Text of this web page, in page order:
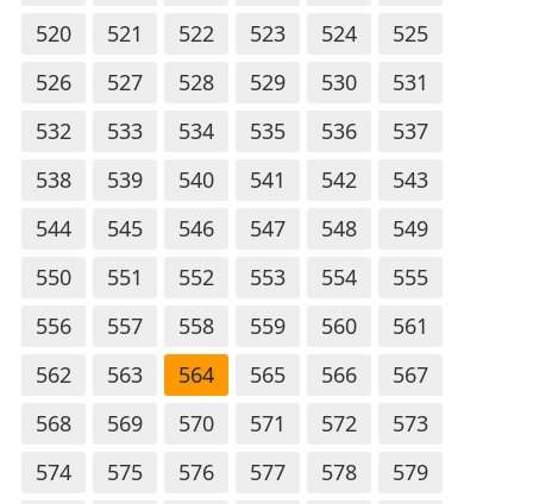
520
521 522 523 524
525
526
527 528 529 530
531
532
533 534 535 536
537
538
539 540 541 542
543
544
545 546 547 548
549
550
551 552 553 554
555
556
557 558 559 560
561
562
563 564 565 566
567
568
569 570 571 572
573
574
575 576 577 578
579